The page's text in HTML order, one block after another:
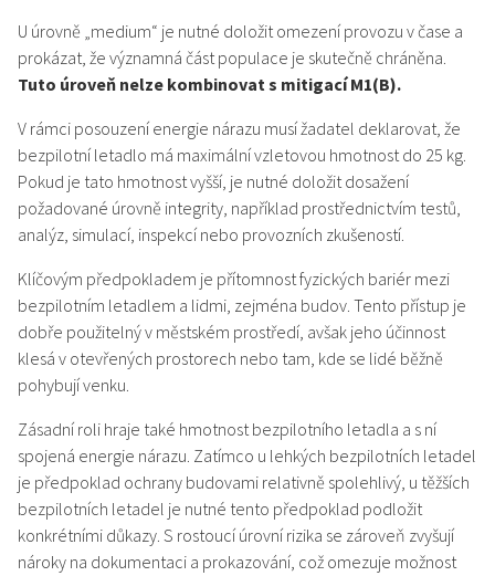
U úrovně „medium“ je nutné doložit omezení provozu v čase a
prokázat, že významná část populace je skutečně chráněna.
Tuto úroveň nelze kombinovat s mitigací M1(B).
V rámci posouzení energie nárazu musí žadatel deklarovat, že
bezpilotní letadlo má maximální vzletovou hmotnost do 25 kg.
Pokud je tato hmotnost vyšší, je nutné doložit dosažení
požadované úrovně integrity, například prostřednictvím testů,
analýz, simulací, inspekcí nebo provozních zkušeností.
Klíčovým předpokladem je přítomnost fyzických bariér mezi
bezpilotním letadlem a lidmi, zejména budov. Tento přístup je
dobře použitelný v městském prostředí, avšak jeho účinnost
klesá v otevřených prostorech nebo tam, kde se lidé běžně
pohybují venku.
Zásadní roli hraje také hmotnost bezpilotního letadla a s ní
spojená energie nárazu. Zatímco u lehkých bezpilotních letadel
je předpoklad ochrany budovami relativně spolehlivý, u těžších
bezpilotních letadel je nutné tento předpoklad podložit
konkrétními důkazy. S rostoucí úrovní rizika se zároveň zvyšují
nároky na dokumentaci a prokazování, což omezuje možnost